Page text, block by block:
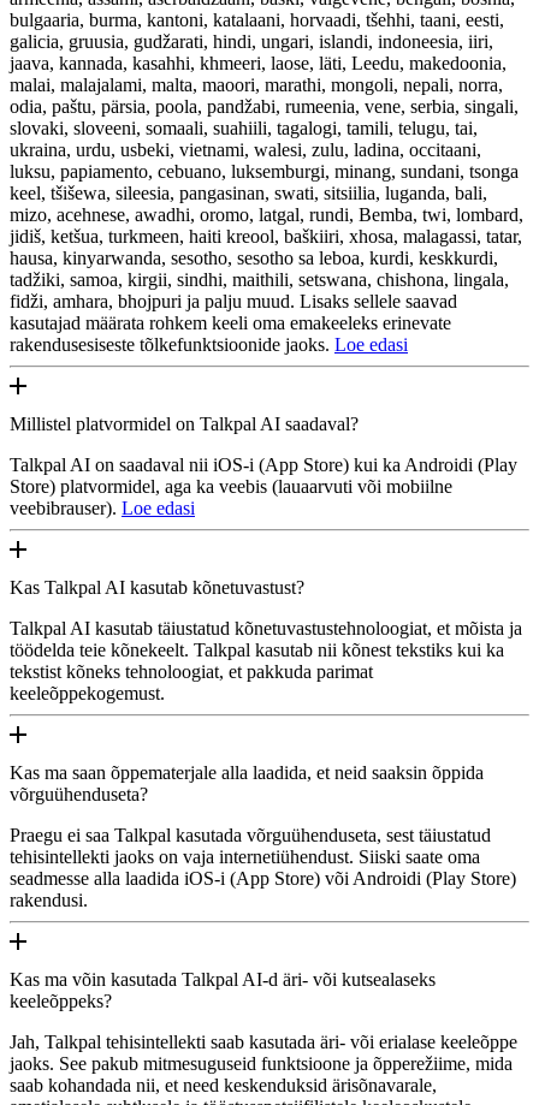
bulgaaria, burma, kantoni, katalaani, horvaadi, tšehhi, taani, eesti,
galicia, gruusia, gudžarati, hindi, ungari, islandi, indoneesia, iiri,
jaava, kannada, kasahhi, khmeeri, laose, läti, Leedu, makedoonia,
malai, malajalami, malta, maoori, marathi, mongoli, nepali, norra,
odia, paštu, pärsia, poola, pandžabi, rumeenia, vene, serbia, singali,
slovaki, sloveeni, somaali, suahiili, tagalogi, tamili, telugu, tai,
ukraina, urdu, usbeki, vietnami, walesi, zulu, ladina, occitaani,
luksu, papiamento, cebuano, luksemburgi, minang, sundani, tsonga
keel, tšišewa, sileesia, pangasinan, swati, sitsiilia, luganda, bali,
mizo, acehnese, awadhi, oromo, latgal, rundi, Bemba, twi, lombard,
jidiš, ketšua, turkmeen, haiti kreool, baškiiri, xhosa, malagassi, tatar,
hausa, kinyarwanda, sesotho, sesotho sa leboa, kurdi, keskkurdi,
tadžiki, samoa, kirgii, sindhi, maithili, setswana, chishona, lingala,
fidži, amhara, bhojpuri ja palju muud. Lisaks sellele saavad
kasutajad määrata rohkem keeli oma emakeeleks erinevate
rakendusesiseste tõlkefunktsioonide jaoks. Loe edasi
Millistel platvormidel on Talkpal AI saadaval?
Talkpal AI on saadaval nii iOS-i (App Store) kui ka Androidi (Play
Store) platvormidel, aga ka veebis (lauaarvuti või mobiilne
veebibrauser). Loe edasi
Kas Talkpal AI kasutab kõnetuvastust?
Talkpal AI kasutab täiustatud kõnetuvastustehnoloogiat, et mõista ja
töödelda teie kõnekeelt. Talkpal kasutab nii kõnest tekstiks kui ka
tekstist kõneks tehnoloogiat, et pakkuda parimat
keeleõppekogemust.
Kas ma saan õppematerjale alla laadida, et neid saaksin õppida
võrguühenduseta?
Praegu ei saa Talkpal kasutada võrguühenduseta, sest täiustatud
tehisintellekti jaoks on vaja internetiühendust. Siiski saate oma
seadmesse alla laadida iOS-i (App Store) või Androidi (Play Store)
rakendusi.
Kas ma võin kasutada Talkpal AI-d äri- või kutsealaseks
keeleõppeks?
Jah, Talkpal tehisintellekti saab kasutada äri- või erialase keeleõppe
jaoks. See pakub mitmesuguseid funktsioone ja õpperežiime, mida
saab kohandada nii, et need keskenduksid ärisõnavarale,